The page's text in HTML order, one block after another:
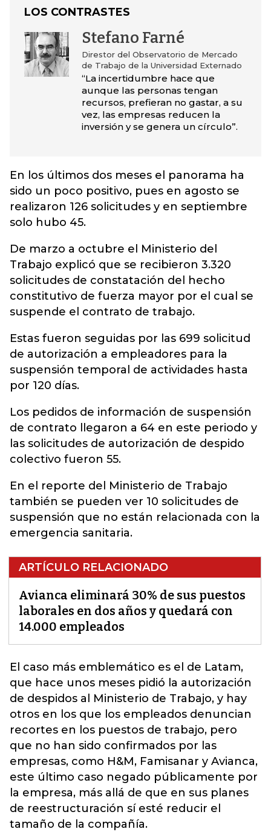
LOS CONTRASTES
Stefano Farné
Direstor del Observatorio de Mercado
de Trabajo de la Universidad Externado
“La incertidumbre hace que
aunque las personas tengan
recursos, prefieran no gastar, a su
vez, las empresas reducen la
inversión y se genera un círculo”.
En los últimos dos meses el panorama ha
sido un poco positivo, pues en agosto se
realizaron 126 solicitudes y en septiembre
solo hubo 45.
De marzo a octubre el Ministerio del
Trabajo explicó que se recibieron 3.320
solicitudes de constatación del hecho
constitutivo de fuerza mayor por el cual se
suspende el contrato de trabajo.
Estas fueron seguidas por las 699 solicitud
de autorización a empleadores para la
suspensión temporal de actividades hasta
por 120 días.
Los pedidos de información de suspensión
de contrato llegaron a 64 en este periodo y
las solicitudes de autorización de despido
colectivo fueron 55.
En el reporte del Ministerio de Trabajo
también se pueden ver 10 solicitudes de
suspensión que no están relacionada con la
emergencia sanitaria.
ARTÍCULO RELACIONADO
Avianca eliminará 30% de sus puestos
laborales en dos años y quedará con
14.000 empleados
El caso más emblemático es el de Latam,
que hace unos meses pidió la autorización
de despidos al Ministerio de Trabajo, y hay
otros en los que los empleados denuncian
recortes en los puestos de trabajo, pero
que no han sido confirmados por las
empresas, como H&M, Famisanar y Avianca,
este último caso negado públicamente por
la empresa, más allá de que en sus planes
de reestructuración sí esté reducir el
tamaño de la compañía.